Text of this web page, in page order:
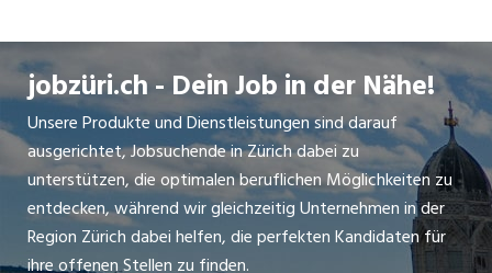
Personalverantwortliche gibt es mit der DEKRA
Arbeit Gruppe eine professionelle und mehrfach
ausgezeichnete Anlaufstelle.
Als Teil des DEKRA Konzerns unterstützen wir seit
1998 sowohl Arbeitgeber als auch Arbeitnehmer
bei der qualifizierten Berufs- und
Personalplanung. Kern des
Dienstleistungsangebots bildet ein
jobzüri.ch - Dein Job in der Nähe!
Unsere Produkte und Dienstleistungen sind darauf
ausgerichtet, Jobsuchende in Zürich dabei zu
unterstützen, die optimalen beruflichen Möglichkeiten zu
entdecken, während wir gleichzeitig Unternehmen in der
Region Zürich dabei helfen, die perfekten Kandidaten für
ihre offenen Stellen zu finden.